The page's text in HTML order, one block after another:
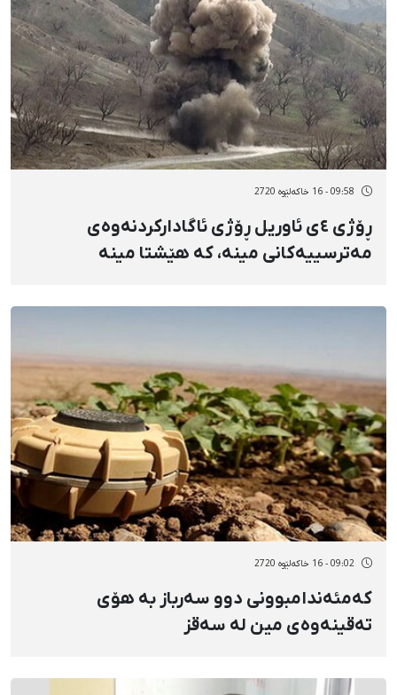
09:58 - 16 خاکەلێوه 2720
ڕۆژی ٤ی ئاوریل ڕۆژی ئاگادارکردنەوەی
مەترسییەکانی مینه، کە هێشتا مینە
گیانی هاووڵاتییان
09:02 - 16 خاکەلێوه 2720
کەمئەندامبوونی دوو سەرباز به هۆی
تەقینەوەی مین لە سەقز